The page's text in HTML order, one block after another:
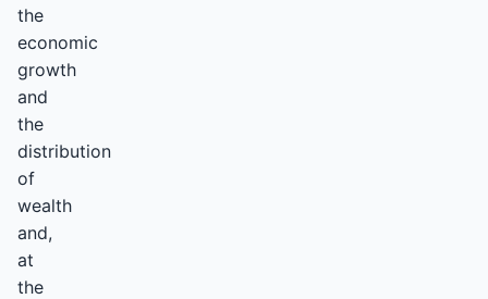
the
economic
growth
and
the
distribution
of
wealth
and,
at
the